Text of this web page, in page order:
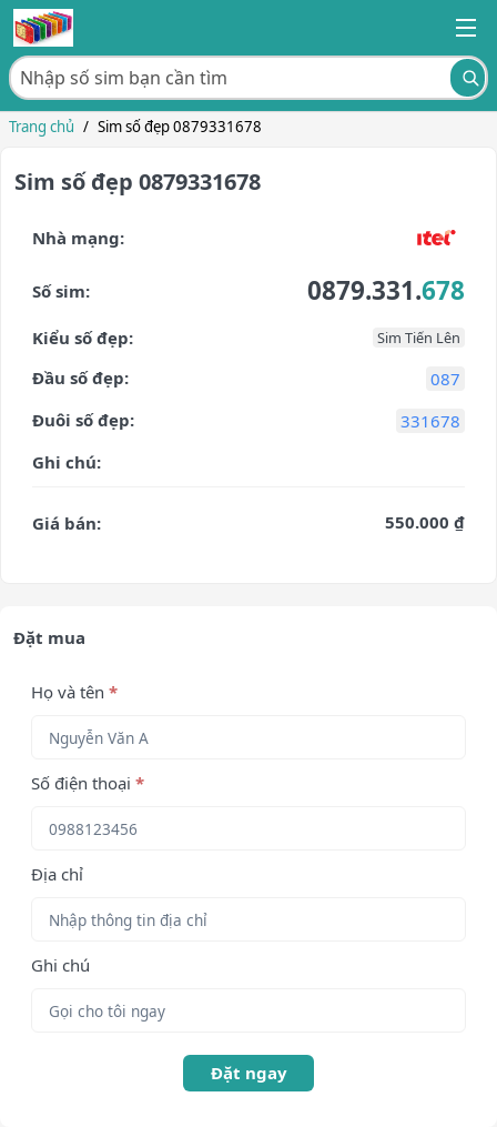
Trang chủ / Sim số đẹp 0879331678
Sim số đẹp 0879331678
Nhà mạng:
Số sim: 0879.331.678
Kiểu số đẹp: Sim Tiến Lên
Đầu số đẹp:
087
Đuôi số đẹp:
331678
Ghi chú:
Giá bán: 550.000 ₫
Đặt mua
Họ và tên *
Số điện thoại *
Địa chỉ
Ghi chú
Đặt ngay